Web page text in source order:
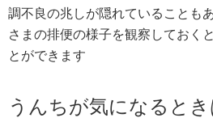
調不良の兆しが隠れていることも
さまの排便の様子を観察しておく
とができます
うんちが気になると